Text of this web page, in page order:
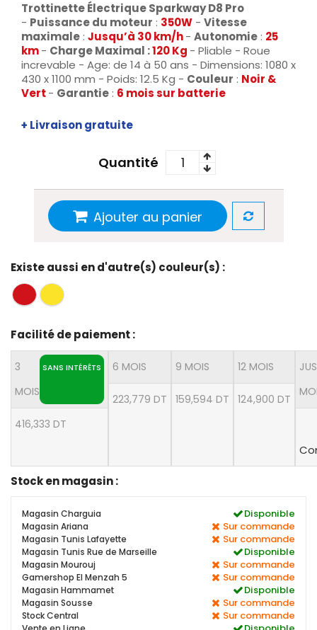
Trottinette Électrique Sparkway D8 Pro
- Puissance du moteur : 350W - Vitesse
maximale : Jusqu’à 30 km/h- Autonomie : 25
km- Charge Maximal :120 Kg - Pliable - Roue
increvable - Age: de 14 à 50 ans - Dimensions: 1080 x
430 x 1100 mm - Poids: 12.5 Kg - Couleur : Noir &
Vert- Garantie : 6 mois sur batterie
+ Livraison gratuite
Quantité
Ajouter au panier
Existe aussi en d'autre(s) couleur(s) :
Facilité de paiement :
3
MOIS
SANS INTÉRÊTS
416,333 DT
6 MOIS
223,779 DT
9 MOIS
159,594 DT
12 MOIS
124,900 DT
Stock en magasin :
Magasin Charguia Disponible
Magasin Ariana Sur commande
Magasin Tunis Lafayette Sur commande
Magasin Tunis Rue de Marseille Disponible
Magasin Mourouj Sur commande
Gamershop El Menzah 5 Sur commande
Magasin Hammamet Disponible
Magasin Sousse Sur commande
Stock Central Sur commande